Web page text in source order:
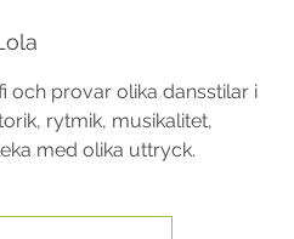
och provar olika dansstilar i
rytmik, musikalitet,
med olika uttryck.